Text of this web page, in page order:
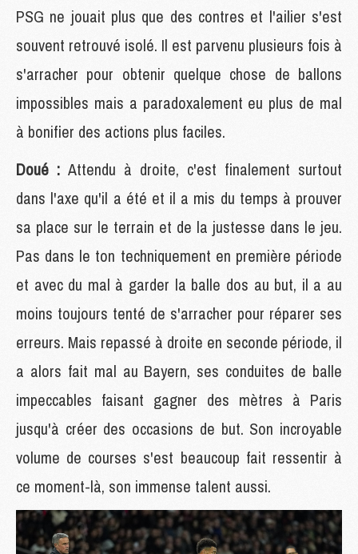
PSG ne jouait plus que des contres et l'ailier s'est
souvent retrouvé isolé. Il est parvenu plusieurs fois à
s'arracher pour obtenir quelque chose de ballons
impossibles mais a paradoxalement eu plus de mal
à bonifier des actions plus faciles.
Doué : Attendu à droite, c'est finalement surtout
dans l'axe qu'il a été et il a mis du temps à prouver
sa place sur le terrain et de la justesse dans le jeu.
Pas dans le ton techniquement en première période
et avec du mal à garder la balle dos au but, il a au
moins toujours tenté de s'arracher pour réparer ses
erreurs. Mais repassé à droite en seconde période, il
a alors fait mal au Bayern, ses conduites de balle
impeccables faisant gagner des mètres à Paris
jusqu'à créer des occasions de but. Son incroyable
volume de courses s'est beaucoup fait ressentir à
ce moment-là, son immense talent aussi.